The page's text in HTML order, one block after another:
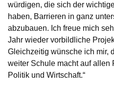
würdigen, die sich der
haben, Barrieren in ganz
abzubauen. Ich freue mich
Jahr wieder vorbildliche
Gleichzeitig wünsche ich mir,
weiter Schule macht auf allen
Politik und Wirtschaft.“